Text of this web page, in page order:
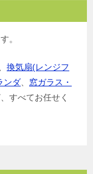
。
換気扇(レンジフ
ンダ
窓ガラス・
すべてお任せく